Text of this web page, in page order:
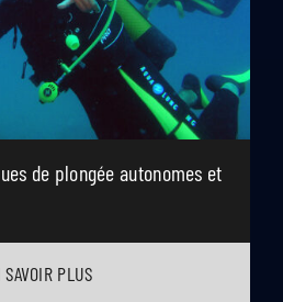
de plongée autonomes et
SAVOIR PLUS